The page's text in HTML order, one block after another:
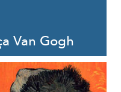
Van Gogh